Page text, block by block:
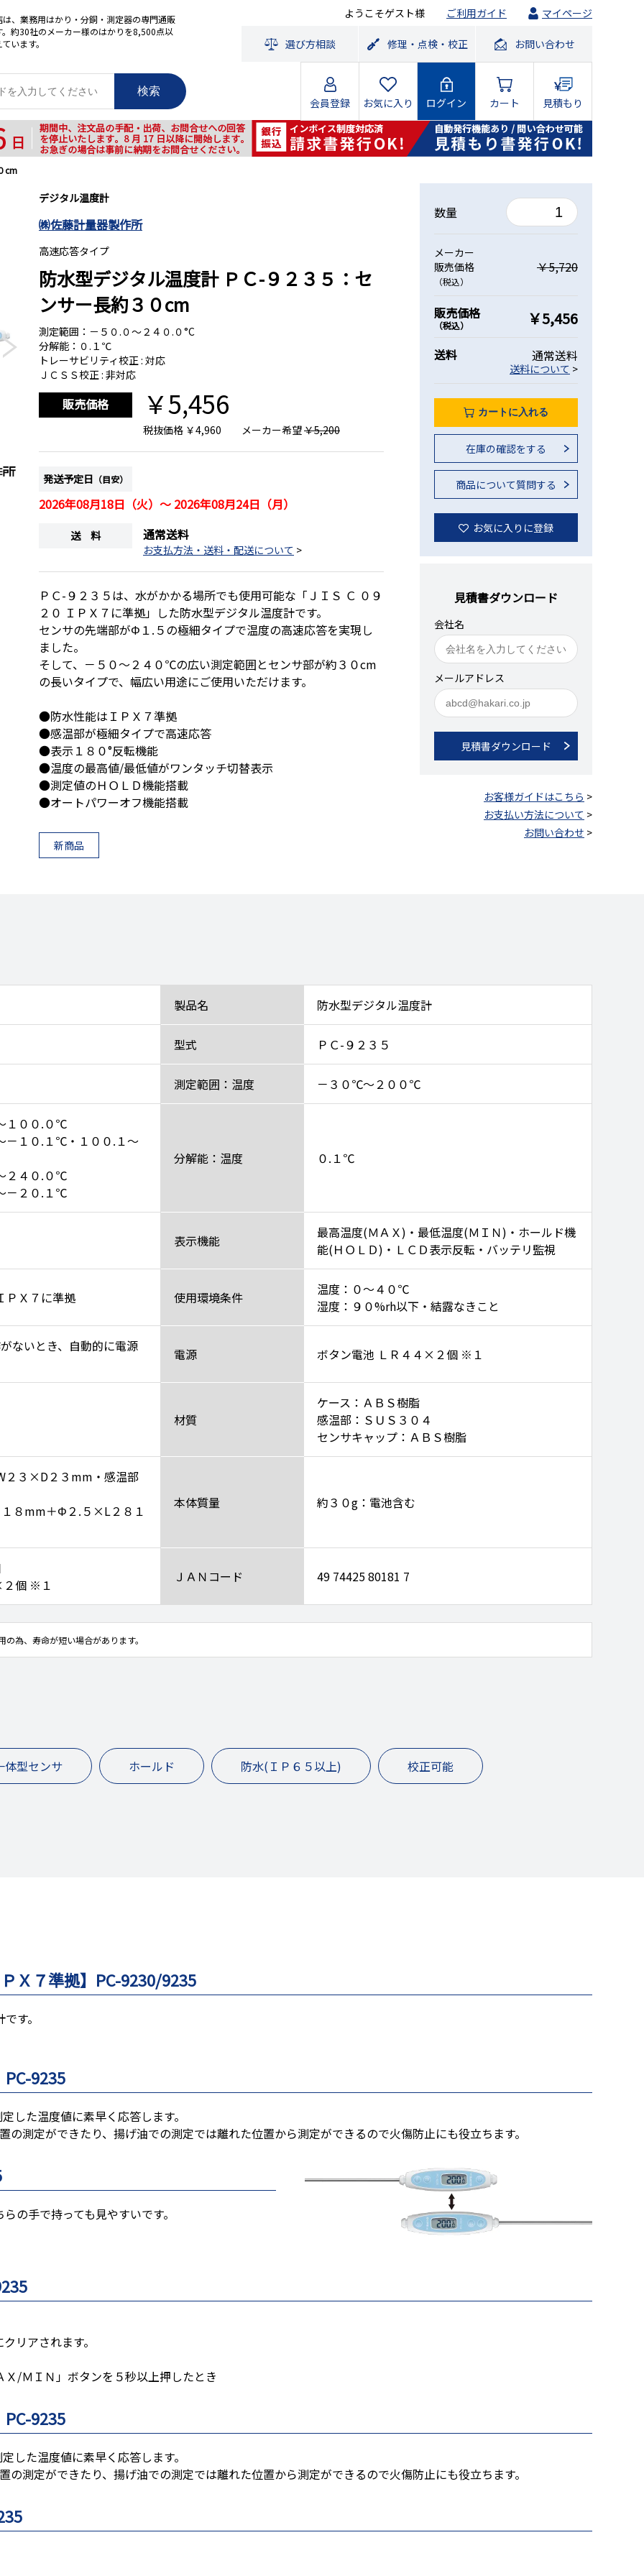
は、業務用はかり・分銅・測定器の専門通販
。約30社のメーカー様のはかりを8,500点以
います。
ようこそゲスト様 ご利用ガイド マイページ
選び方相談 修理・点検・校正 お問い合わせ
検索
会員登録 お気に入り ログイン カート 見積もり
cm
画像は、商品本体とセンサキャップのイメージです。
デジタル温度計
㈱佐藤計量器製作所
高速応答タイプ
防水型デジタル温度計 ＰＣ-９２３５：セ
ンサー長約３０cm
測定範囲：－５０.０～２４０.０°C
分解能：０.１℃
トレーサビリティ校正 : 対応
ＪＣＳＳ校正 : 非対応
販売価格 ￥5,456
税抜価格 ￥4,960 メーカー希望￥5,200
発送予定日 （目安）
2026年08月18日（火）～ 2026年08月24日（月）
送 料 通常送料
お支払方法・送料・配送について >
ＰＣ-９２３５は、水がかかる場所でも使用可能な「ＪＩＳ Ｃ ０９
２０ ＩＰＸ７に準拠」した防水型デジタル温度計です。
センサの先端部がΦ１.５の極細タイプで温度の高速応答を実現し
ました。
そして、－５０～２４０℃の広い測定範囲とセンサ部が約３０cm
の長いタイプで、幅広い用途にご使用いただけます。
●防水性能はＩＰＸ７準拠
●感温部が極細タイプで高速応答
●表示１８０°反転機能
●温度の最高値/最低値がワンタッチ切替表示
●測定値のＨＯＬＤ機能搭載
●オートパワーオフ機能搭載
新商品
数量
メーカー
販売価格
（税込）
￥5,720
販売価格
（税込） ￥5,456
送料 通常送料
送料について >
カートに入れる
在庫の確認をする
商品について質問する
お気に入りに登録
見積書ダウンロード
会社名
メールアドレス
見積書ダウンロード
お客様ガイドはこちら >
お支払い方法について >
お問い合わせ >
製品名 防水型デジタル温度計
型式 ＰＣ-９２３５
測定範囲：温度 －３０℃～２００℃
１００.０℃
１０.１℃・１００.１～
２４０.０℃
－２０.１℃
分解能：温度 ０.１℃
表示機能
最高温度(ＭＡＸ)・最低温度(ＭＩＮ)・ホールド機
能(ＨＯＬＤ)・ＬＣＤ表示反転・バッテリ監視
ＰＸ７に準拠 使用環境条件
温度：０～４０℃
湿度：９０%rh以下・結露なきこと
ないとき、自動的に電源 電源 ボタン電池 ＬＲ４４×２個 ※１
材質
ケース：ＡＢＳ樹脂
感温部：ＳＵＳ３０４
センサキャップ：ＡＢＳ樹脂
３×D２３mm・感温部
８mm＋Φ２.５×L２８１
本体質量 約３０g：電池含む
個 ※１
ＪＡＮコード 49 74425 80181 7
為、寿命が短い場合があります。
体型センサ ホールド 防水(ＩＰ６５以上) 校正可能
Ｘ７準拠】PC-9230/9235
す。
9235
した温度値に素早く応答します。
測定ができたり、揚げ油での測定では離れた位置から測定ができるので火傷防止にも役立ちます。
の手で持っても見やすいです。
リアされます。
/ＭＩＮ」ボタンを５秒以上押したとき
9235
した温度値に素早く応答します。
測定ができたり、揚げ油での測定では離れた位置から測定ができるので火傷防止にも役立ちます。